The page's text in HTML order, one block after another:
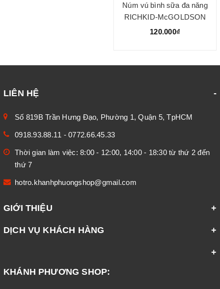
Núm vú bình sữa đa năng
RICHKID-McGOLDSON
(Hộp 2 cái)
120.000₫
LIÊN HỆ
Số 819B Trần Hưng Đạo, Phường 1, Quận 5, TpHCM
0918.93.88.11 - 0772.66.45.33
Thời gian làm việc: 8:00 - 12:00, 14:00 - 18:30 từ thứ 2 đến
thứ 7
hotro.khanhphuongshop@gmail.com
GIỚI THIỆU
DỊCH VỤ KHÁCH HÀNG
KHÁNH PHƯƠNG SHOP: